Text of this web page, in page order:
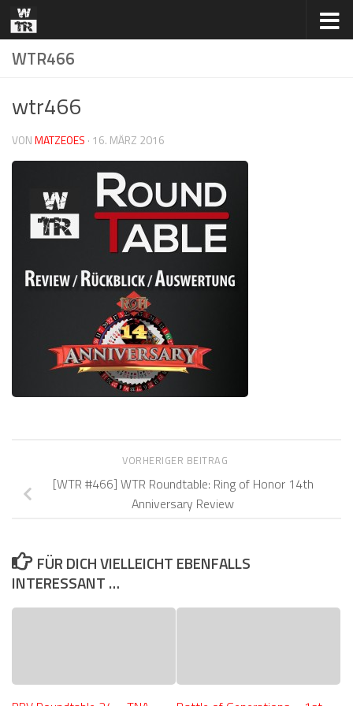
Zum Inhalt springen
WTR466
wtr466
VONMATZEOES · 16. MÄRZ 2016
VORHERIGER BEITRAG
[WTR #466] WTR Roundtable: Ring of Honor 14th
Anniversary Review
FÜR DICH VIELLEICHT EBENFALLS
INTERESSANT …